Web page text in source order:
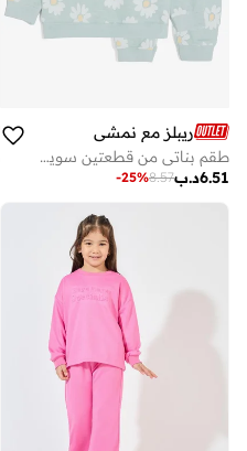
ريبلز مع نمشي
طقم بناتي من قطعتين سويت شيرت وبنطلون رياضي
د.ب6.51
8.57
-25%